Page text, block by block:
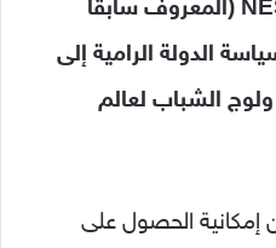
والاستفادة من قرض NESDA (المعروف سابقًا
الدولة الرامية إلى
الشباب لعالم
إمكانية الحصول على